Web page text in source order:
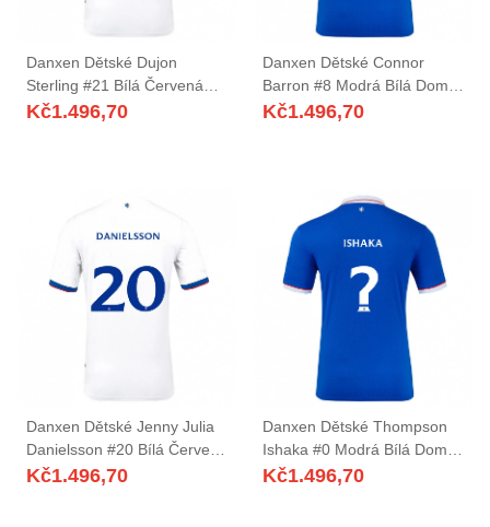
Danxen Dětské Dujon
Sterling #21 Bílá Červená
Modrá Daleko Hráčské
Kč1.496,70
Danxen Dětské Connor
Barron #8 Modrá Bílá Domů
Hráčské Dresy 2025/26 Dres
Kč1.496,70
Danxen Dětské Jenny Julia
Danielsson #20 Bílá Červená
Modrá Daleko Hráčské
Kč1.496,70
Danxen Dětské Thompson
Ishaka #0 Modrá Bílá Domů
Hráčské Dresy 2025/26 Dres
Kč1.496,70